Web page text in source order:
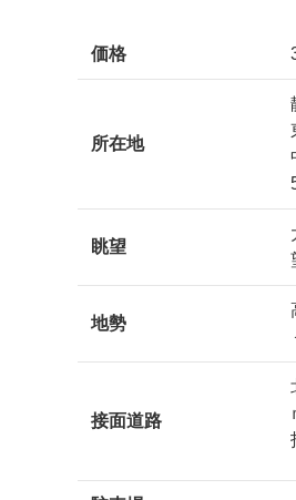
価格
所在地
眺望
地勢
接面道路